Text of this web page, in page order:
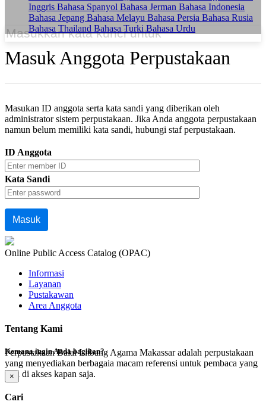
Inggris Bahasa Spanyol Bahasa Jerman Bahasa Indonesia
Bahasa Jepang Bahasa Melayu Bahasa Persia Bahasa Rusia
Bahasa Thailand Bahasa TurkiBahasa Urdu
Masuk Anggota Perpustakaan
Masukan ID anggota serta kata sandi yang diberikan oleh
administrator sistem perpustakaan. Jika Anda anggota perpustakaan
namun belum memiliki kata sandi, hubungi staf perpustakaan.
ID Anggota
Kata Sandi
Online Public Access Catalog (OPAC)
Informasi
Layanan
Pustakawan
Area Anggota
Tentang Kami
Perpustakaan Balai Litbang Agama Makassar adalah perpustakaan
yang menyediakan berbagaia macam referensi untuk pembaca yang
bisa di akses kapan saja.
Cari
Kemana ingin Anda bagikan?
×